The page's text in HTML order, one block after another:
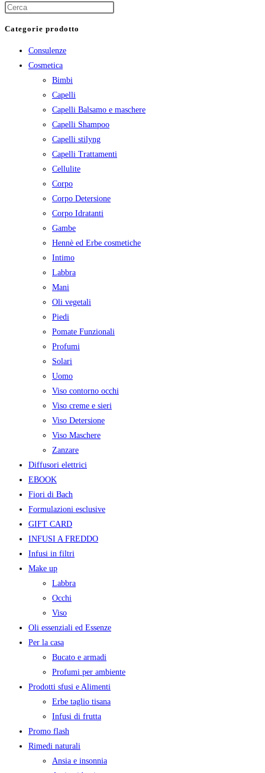
Categorie prodotto
Consulenze
Cosmetica
Bimbi
Capelli
Capelli Balsamo e maschere
Capelli Shampoo
Capelli stilyng
Capelli Trattamenti
Cellulite
Corpo
Corpo Detersione
Corpo Idratanti
Gambe
Hennè ed Erbe cosmetiche
Intimo
Labbra
Mani
Oli vegetali
Piedi
Pomate Funzionali
Profumi
Solari
Uomo
Viso contorno occhi
Viso creme e sieri
Viso Detersione
Viso Maschere
Zanzare
Diffusori elettrici
EBOOK
Fiori di Bach
Formulazioni esclusive
GIFT CARD
INFUSI A FREDDO
Infusi in filtri
Make up
Labbra
Occhi
Viso
Oli essenziali ed Essenze
Per la casa
Bucato e armadi
Profumi per ambiente
Prodotti sfusi e Alimenti
Erbe taglio tisana
Infusi di frutta
Promo flash
Rimedi naturali
Ansia e insonnia